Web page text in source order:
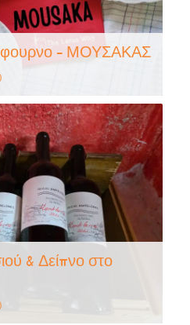
– ΜΟΥΣΑΚΑΣ
& Δείπνο στο